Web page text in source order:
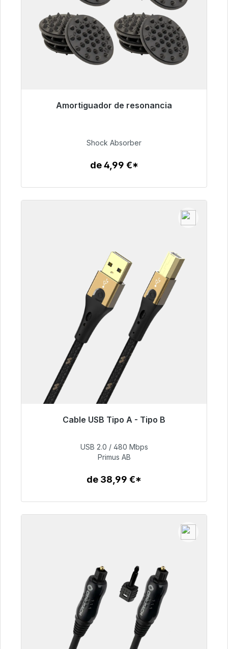
Amortiguador de resonancia
Listo para envío inmediato, plazo de entrega
54,99 €
Shock Absorber
de 4,99 €*
Cable USB Tipo A - Tipo B
Listo para envío inmediato, plazo de entrega
76,99 €
USB 2.0 / 480 Mbps
Primus AB
de 38,99 €*